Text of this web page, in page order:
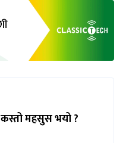
महसुस भयो ?